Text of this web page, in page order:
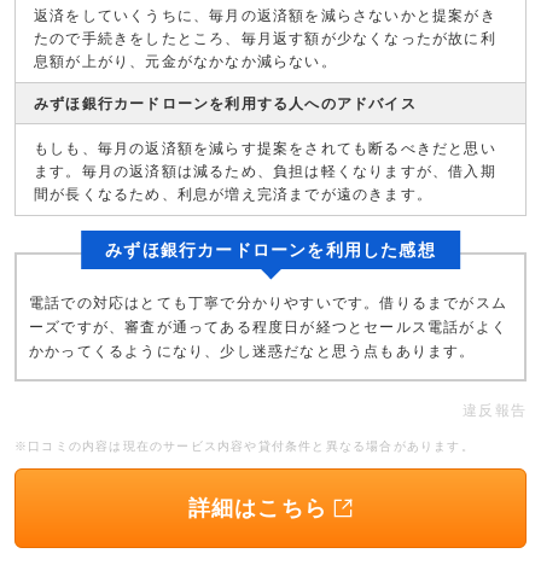
返済をしていくうちに、毎月の返済額を減らさないかと提案がき
たので手続きをしたところ、毎月返す額が少なくなったが故に利
息額が上がり、元金がなかなか減らない。
みずほ銀行カードローンを利用する人へのアドバイス
もしも、毎月の返済額を減らす提案をされても断るべきだと思い
ます。毎月の返済額は減るため、負担は軽くなりますが、借入期
間が長くなるため、利息が増え完済までが遠のきます。
みずほ銀行カードローンを利用した感想
電話での対応はとても丁寧で分かりやすいです。借りるまでがスム
ーズですが、審査が通ってある程度日が経つとセールス電話がよく
かかってくるようになり、少し迷惑だなと思う点もあります。
違反報告
※口コミの内容は現在のサービス内容や貸付条件と異なる場合があります。
詳細はこちら